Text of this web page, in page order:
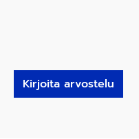
Kirjoita arvostelu